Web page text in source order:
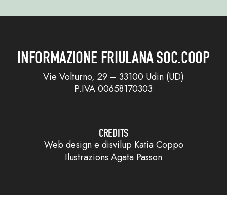
INFORMAZIONE FRIULANA SOC.COOP
Vie Volturno, 29 – 33100 Udin (UD)
P.IVA 00658170303
CREDITS
Web design e disvilup Katia Coppo
Ilustrazions Agata Passon